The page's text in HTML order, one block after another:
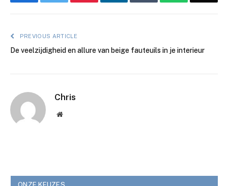
PREVIOUS ARTICLE
De veelzijdigheid en allure van beige fauteuils in je interieur
Chris
Website